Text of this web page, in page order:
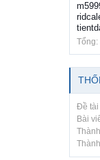
Tổng:
Đề tài
Bài